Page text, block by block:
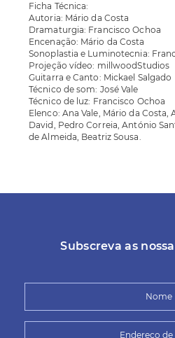
Ficha Técnica:
Autoria: Mário da Costa
Dramaturgia: Francisco Ochoa
Encenação: Mário da Costa
Sonoplastia e Luminotecnia:
Projeção vídeo: millwoodStudios
Guitarra e Canto: Mickael Salgado
Técnico de som: José Vale
Técnico de luz: Francisco Ochoa
Elenco: Ana Vale, Mário da Costa,
David, Pedro Correia, António
de Almeida, Beatriz Sousa.
Subscreva as